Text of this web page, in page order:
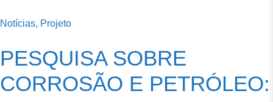
Notícias, Projeto
PESQUISA SOBRE
CORROSÃO E PETRÓLEO: